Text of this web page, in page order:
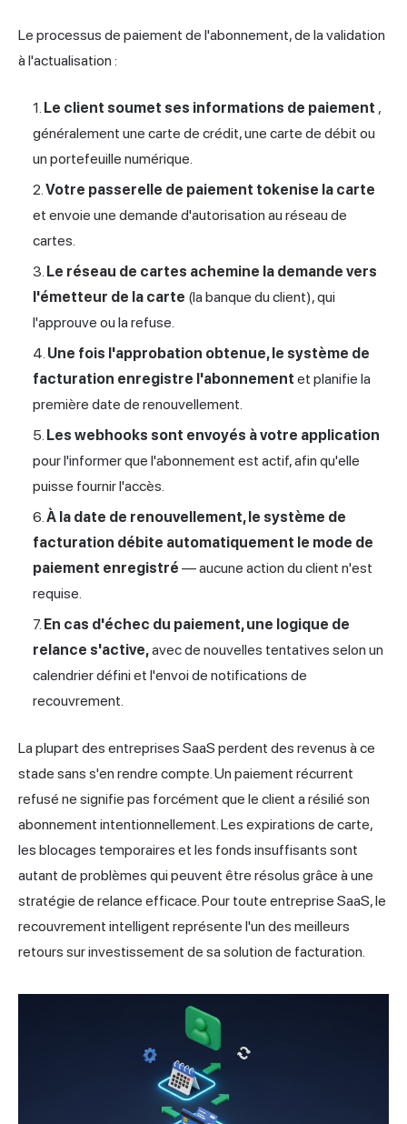
Le processus de paiement de l'abonnement, de la validation
à l'actualisation :
Le client soumet ses informations de paiement ,
généralement une carte de crédit, une carte de débit ou
un portefeuille numérique.
Votre passerelle de paiement tokenise la carte
et envoie une demande d'autorisation au réseau de
cartes.
Le réseau de cartes achemine la demande vers
l'émetteur de la carte (la banque du client), qui
l'approuve ou la refuse.
Une fois l'approbation obtenue, le système de
facturation enregistre l'abonnement et planifie la
première date de renouvellement.
Les webhooks sont envoyés à votre application
pour l'informer que l'abonnement est actif, afin qu'elle
puisse fournir l'accès.
À la date de renouvellement, le système de
facturation débite automatiquement le mode de
paiement enregistré — aucune action du client n'est
requise.
En cas d'échec du paiement, une logique de
relance s'active,avec de nouvelles tentatives selon un
calendrier défini et l'envoi de notifications de
recouvrement.
La plupart des entreprises SaaS perdent des revenus à ce
stade sans s'en rendre compte. Un paiement récurrent
refusé ne signifie pas forcément que le client a résilié son
abonnement intentionnellement. Les expirations de carte,
les blocages temporaires et les fonds insuffisants sont
autant de problèmes qui peuvent être résolus grâce à une
stratégie de relance efficace. Pour toute entreprise SaaS, le
recouvrement intelligent représente l'un des meilleurs
retours sur investissement de sa solution de facturation.